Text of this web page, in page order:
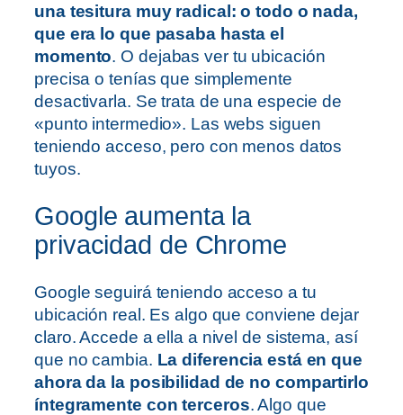
una tesitura muy radical: o todo o nada,
que era lo que pasaba hasta el
momento. O dejabas ver tu ubicación
precisa o tenías que simplemente
desactivarla. Se trata de una especie de
«punto intermedio». Las webs siguen
teniendo acceso, pero con menos datos
tuyos.
Google aumenta la
privacidad de Chrome
Google seguirá teniendo acceso a tu
ubicación real. Es algo que conviene dejar
claro. Accede a ella a nivel de sistema, así
que no cambia. La diferencia está en que
ahora da la posibilidad de no compartirlo
íntegramente con terceros. Algo que